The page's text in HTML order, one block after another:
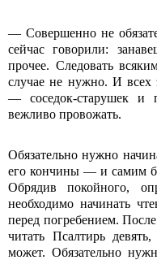
— Совершенно не
сейчас говорили:
прочее. Следовать
случае не нужно. И всех
— соседок-старушек
вежливо провожать.
Обязательно нужно
его кончины — и самим
Обрядив покойного,
необходимо начинать
перед погребением.
читать Псалтирь
может. Обязательно